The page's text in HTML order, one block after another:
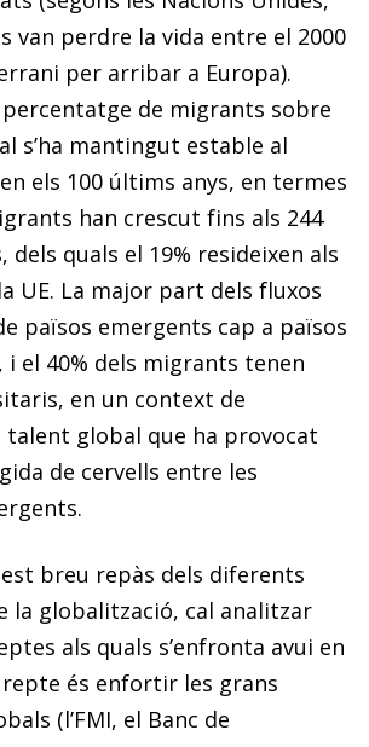
van perdre la vida entre el 2000
per arribar a Europa).
de migrants sobre
s’ha mantingut estable al
els 100 últims anys, en termes
han crescut fins als 244
dels quals el 19% resideixen als
UE. La major part dels fluxos
països emergents cap a països
i el 40% dels migrants tenen
en un context de
global que ha provocat
de cervells entre les
breu repàs dels diferents
la globalització, cal analitzar
als quals s’enfronta avui en
és enfortir les grans
(l’FMI, el Banc de